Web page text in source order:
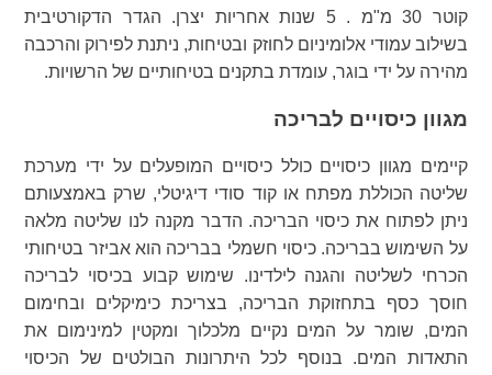
קוטר 30 מ"מ . 5 שנות אחריות יצרן. הגדר הדקורטיבית
בשילוב עמודי אלומיניום לחוזק ובטיחות, ניתנת לפירוק והרכבה
מהירה על ידי בוגר, עומדת בתקנים בטיחותיים של הרשויות.
מגוון כיסויים לבריכה
קיימים מגוון כיסויים כולל כיסויים המופעלים על ידי מערכת
שליטה הכוללת מפתח או קוד סודי דיגיטלי, שרק באמצעותם
ניתן לפתוח את כיסוי הבריכה. הדבר מקנה לנו שליטה מלאה
על השימוש בבריכה. כיסוי חשמלי בבריכה הוא אביזר בטיחותי
הכרחי לשליטה והגנה לילדינו. שימוש קבוע בכיסוי לבריכה
חוסך כסף בתחזוקת הבריכה, בצריכת כימיקלים ובחימום
המים, שומר על המים נקיים מלכלוך ומקטין למינימום את
התאדות המים. בנוסף לכל היתרונות הבולטים של הכיסוי